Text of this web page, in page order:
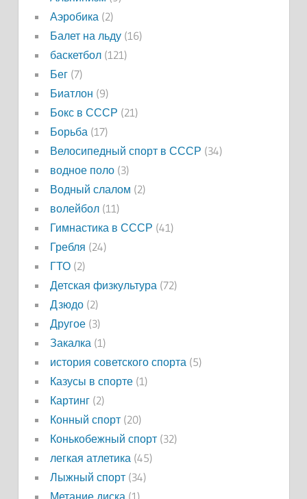
Аэробика(2)
Балет на льду(16)
баскетбол(121)
Бег(7)
Биатлон (9)
Бокс в СССР (21)
Борьба(17)
Велосипедный спорт в СССР (34)
водное поло(3)
Водный слалом (2)
волейбол(11)
Гимнастика в СССР (41)
Гребля (24)
ГТО(2)
Детская физкультура(72)
Дзюдо(2)
Другое(3)
Закалка(1)
история советского спорта(5)
Казусы в спорте(1)
Картинг(2)
Конный спорт(20)
Конькобежный спорт(32)
легкая атлетика(45)
Лыжный спорт(34)